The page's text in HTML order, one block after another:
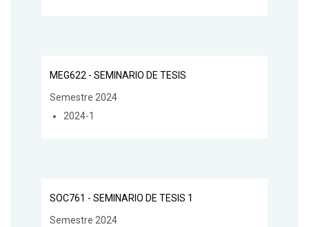
MEG622 - SEMINARIO DE TESIS
Semestre 2024
2024-1
SOC761 - SEMINARIO DE TESIS 1
Semestre 2024